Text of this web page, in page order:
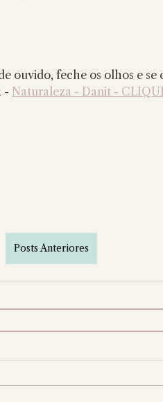
ouvido, feche os olhos e se
- Naturaleza - Danit -
Posts Anteriores